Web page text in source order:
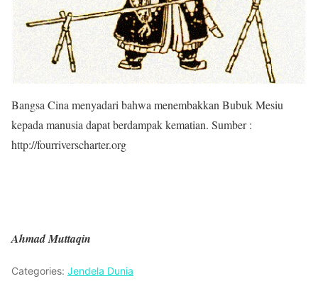
Bangsa Cina menyadari bahwa menembakkan Bubuk Mesiu
kepada manusia dapat berdampak kematian. Sumber :
http://fourriverscharter.org
Ahmad Muttaqin
Categories: Jendela Dunia